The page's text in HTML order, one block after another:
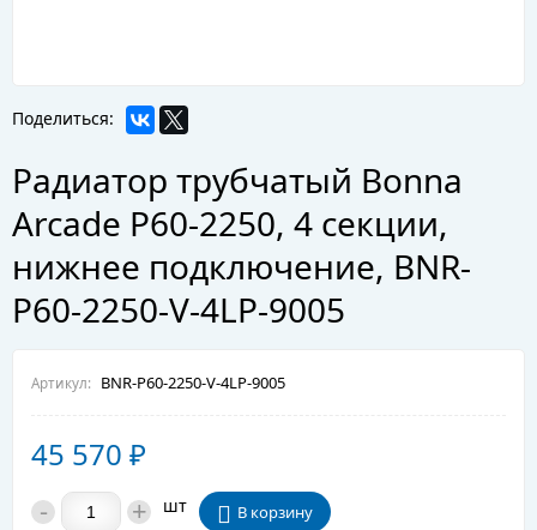
Поделиться:
Радиатор трубчатый Bonna
Arcade P60-2250, 4 секции,
нижнее подключение, BNR-
P60-2250-V-4LP-9005
Артикул: BNR-P60-2250-V-4LP-9005
45 570 ₽
- + шт В корзину